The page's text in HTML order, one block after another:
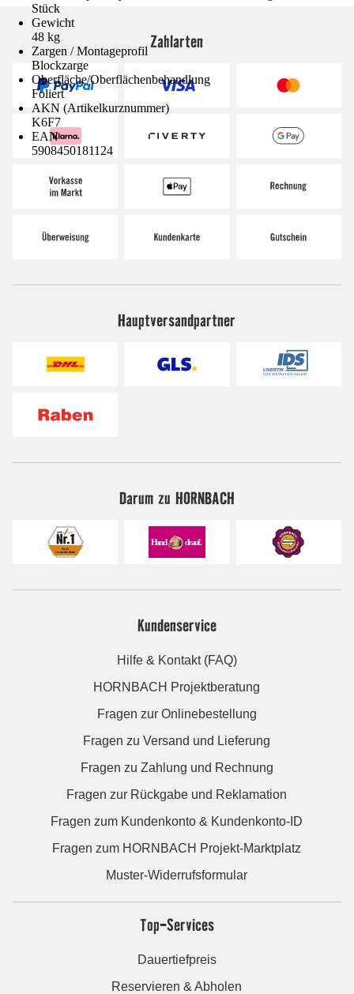
Stück
Gewicht
48 kg
Zargen / Montageprofil
Blockzarge
Oberfläche/Oberflächenbehandlung
Foliert
AKN (Artikelkurznummer)
K6F7
EAN
5908450181124
Zahlarten
Hauptversandpartner
Darum zu HORNBACH
Kundenservice
Hilfe & Kontakt (FAQ)
HORNBACH Projektberatung
Fragen zur Onlinebestellung
Fragen zu Versand und Lieferung
Fragen zu Zahlung und Rechnung
Fragen zur Rückgabe und Reklamation
Fragen zum Kundenkonto & Kundenkonto-ID
Fragen zum HORNBACH Projekt-Marktplatz
Muster-Widerrufsformular
Top-Services
Dauertiefpreis
Reservieren & Abholen